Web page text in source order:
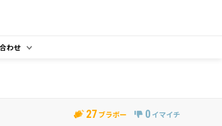
わせ
27 ブラボー 0 イマイチ